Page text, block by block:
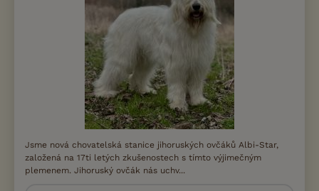
Jsme nová chovatelská stanice jihoruských ovčáků Albi-Star,
založená na 17ti letých zkušenostech s tímto výjimečným
plemenem. Jihoruský ovčák nás uchv...